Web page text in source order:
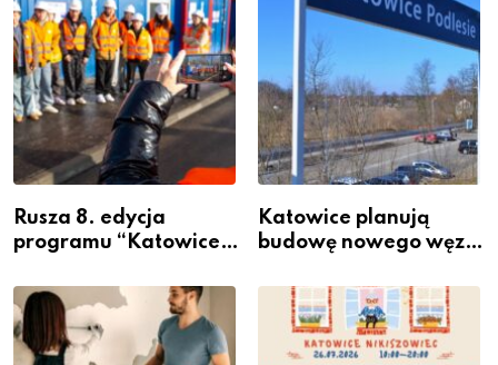
Rusza 8. edycja
programu “Katowice
– nabór dla
przedsiębiorców
Katowice planują
budowę nowego węzła
Podlesiu